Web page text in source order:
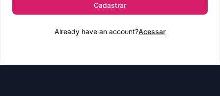
Cadastrar
Already have an account?Acessar